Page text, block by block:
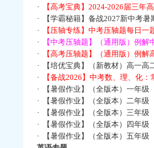
·
【高考宝典】2024-2026届三年
·
【学霸秘籍】备战2027新中考
·
【压轴专练】中考压轴题每日一
·
【中考压轴题】（通用版）例解
·
【高考压轴题】（通用版）例解
·
【培优宝典】（新教材）高一高
·
【备战2026】中考数、理、化
·
【暑假作业】（全版本）一年级
·
【暑假作业】（全版本）二年级
·
【暑假作业】（全版本）三年级
·
【暑假作业】（全版本）四年级
·
【暑假作业】（全版本）五年级